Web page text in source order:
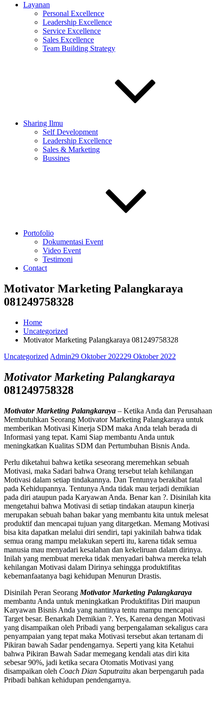
Layanan
Personal Excellence
Leadership Excellence
Service Excellence
Sales Excellence
Team Building Strategy
Sharing Ilmu
Self Development
Leadership Excellence
Sales & Marketing
Bussines
Portofolio
Dokumentasi Event
Video Event
Testimoni
Contact
Motivator Marketing Palangkaraya
081249758328
Home
Uncategorized
Motivator Marketing Palangkaraya 081249758328
Uncategorized Admin29 Oktober 202229 Oktober 2022
Motivator Marketing Palangkaraya
081249758328
Motivator Marketing Palangkaraya – Ketika Anda dan Perusahaan
Membutuhkan Seorang Motivator Marketing Palangkaraya untuk
memberikan Motivasi Kinerja SDM maka Anda telah berada di
Informasi yang tepat. Kami Siap membantu Anda untuk
meningkatkan Kualitas SDM dan Pertumbuhan Bisnis Anda.
Perlu diketahui bahwa ketika seseorang meremehkan sebuah
Motivasi, maka Sadari bahwa Orang tersebut telah kehilangan
Motivasi dalam setiap tindakannya. Dan Tentunya berakibat fatal
pada Kehidupannya. Tentunya Anda tidak mau terjadi demikian
pada diri ataupun pada Karyawan Anda. Benar kan ?. Disinilah kita
mengetahui bahwa Motivasi di setiap tindakan ataupun kinerja
merupakan sebuah bahan bakar yang membantu kita untuk melesat
produktif dan mencapai tujuan yang ditargetkan. Memang Motivasi
bisa kita dapatkan melalui diri sendiri, tapi yakinilah bahwa tidak
semua orang mampu melakukan seperti itu, karena tidak semua
manusia mau menyadari kesalahan dan kekeliruan dalam dirinya.
Inilah yang membuat mereka tidak menyadari bahwa mereka telah
kehilangan Motivasi dalam Dirinya sehingga produktifitas
kebemanfaatanya bagi kehidupan Menurun Drastis.
Disinilah Peran Seorang Motivator Marketing Palangkaraya
membantu Anda untuk meningkatkan Produktifitas Diri maupun
Karyawan Bisnis Anda yang nantinya tentu mampu mencapai
Target besar. Benarkah Demikian ?. Yes, Karena dengan Motivasi
yang disampaikan oleh Pribadi yang berpengalaman sekaligus cara
penyampaian yang tepat maka Motivasi tersebut akan tertanam di
Pikiran bawah Sadar pendengarnya. Seperti yang kita Ketahui
bahwa Pikiran Bawah Sadar memegang kendali atas diri kita
sebesar 90%, jadi ketika secara Otomatis Motivasi yang
disampaikan oleh Coach Dian Saputraitu akan berpengaruh pada
Pribadi bahkan kehidupan pendengarnya.